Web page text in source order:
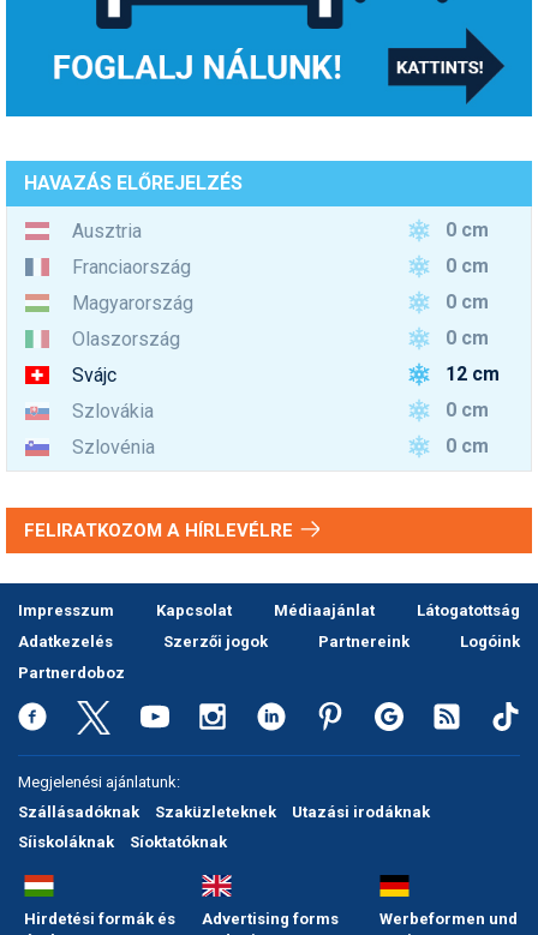
HAVAZÁS ELŐREJELZÉS
Ausztria
0 cm
Franciaország
0 cm
Magyarország
0 cm
Olaszország
0 cm
Svájc
12 cm
Szlovákia
0 cm
Szlovénia
0 cm
FELIRATKOZOM A HÍRLEVÉLRE
Impresszum Kapcsolat Médiaajánlat
Látogatottság
Adatkezelés
Szerzői jogok Partnereink
Logóink
Partnerdoboz
Megjelenési ajánlatunk:
Szállásadóknak
Szaküzleteknek
Utazási irodáknak
Síiskoláknak
Síoktatóknak
Hirdetési formák és
Advertising forms
Werbeformen und